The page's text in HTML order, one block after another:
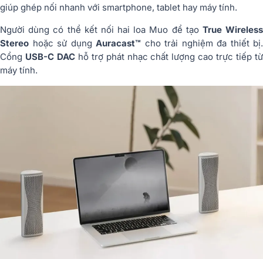
giúp ghép nối nhanh với smartphone, tablet hay máy tính.
Người dùng có thể kết nối hai loa Muo để tạo True Wireless
Stereo hoặc sử dụng Auracast™ cho trải nghiệm đa thiết bị.
Cổng USB-C DAChỗ trợ phát nhạc chất lượng cao trực tiếp từ
máy tính.